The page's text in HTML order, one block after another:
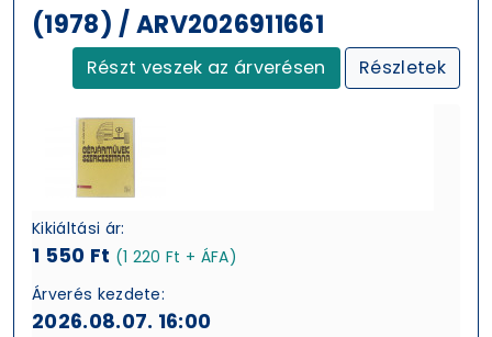
(1978) / ARV2026911661
Részt veszek az árverésen Részletek
Kikiáltási ár:
1 550 Ft (1 220 Ft + ÁFA)
Árverés kezdete:
2026.08.07. 16:00